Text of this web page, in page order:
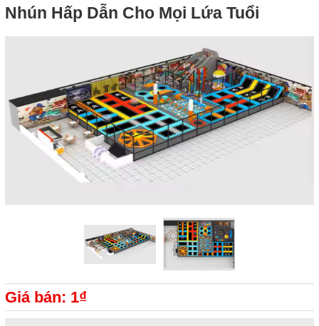
Nhún Hấp Dẫn Cho Mọi Lứa Tuổi
Giá bán: 1₫